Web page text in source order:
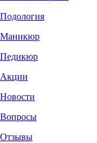
Подология
Маникюр
Педикюр
Акции
Новости
Вопросы
Отзывы